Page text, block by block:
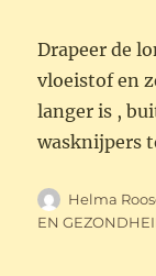
Drapeer de
vloeistof en
langer is ,
wasknijpers
Auteur
Helma
EN